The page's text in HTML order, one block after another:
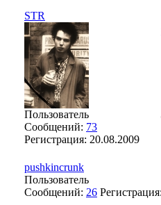
STR
Пользователь
Сообщений: 73
Регистрация: 20.08.2009
pushkincrunk
Пользователь
Сообщений: 26 Регистрация: